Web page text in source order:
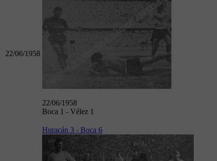
22/06/1958
22/06/1958
Boca 1 - Vélez 1
Huracán 3 - Boca 6